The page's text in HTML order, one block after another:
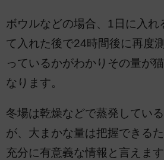
ボウルなどの場合、1日に入れ
て入れた後で24時間後に再度
っているかがわかりその量が
なります。
冬場は乾燥などで蒸発してい
が、大まかな量は把握できる
充分に有意義な情報と言えます